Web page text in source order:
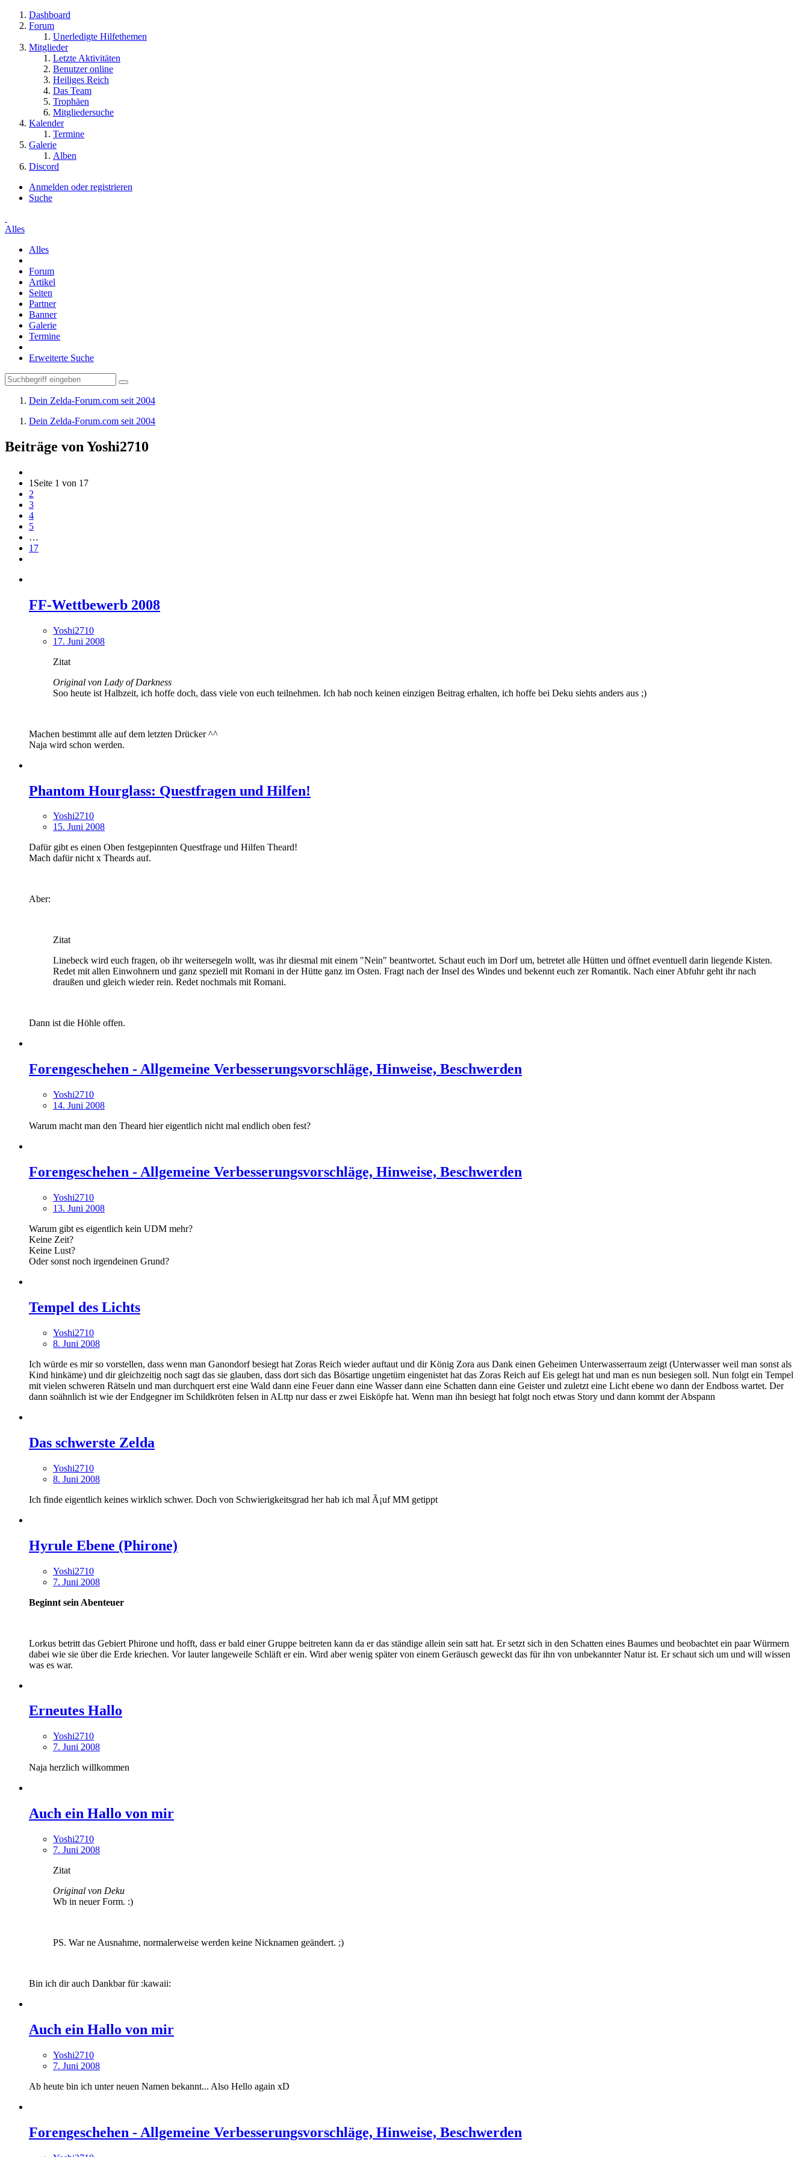
Dashboard
Forum
Unerledigte Hilfethemen
Mitglieder
Letzte Aktivitäten
Benutzer online
Heiliges Reich
Das Team
Trophäen
Mitgliedersuche
Kalender
Termine
Galerie
Alben
Discord
Anmelden oder registrieren
Suche
Alles
Alles
Forum
Artikel
Seiten
Partner
Banner
Galerie
Termine
Erweiterte Suche
Dein Zelda-Forum.com seit 2004
Dein Zelda-Forum.com seit 2004
Beiträge von Yoshi2710
1 Seite 1 von 17
2
3
4
5
…
17
FF-Wettbewerb 2008
Yoshi2710
17. Juni 2008
Zitat
Original von Lady of Darkness
Soo heute ist Halbzeit, ich hoffe doch, dass viele von euch teilnehmen. Ich hab noch keinen einzigen Beitrag erhalten, ich hoffe bei Deku siehts anders aus ;)
Machen bestimmt alle auf dem letzten Drücker ^^
Naja wird schon werden.
Phantom Hourglass: Questfragen und Hilfen!
Yoshi2710
15. Juni 2008
Dafür gibt es einen Oben festgepinnten Questfrage und Hilfen Theard!
Mach dafür nicht x Theards auf.
Aber:
Zitat
Linebeck wird euch fragen, ob ihr weitersegeln wollt, was ihr diesmal mit einem "Nein" beantwortet. Schaut euch im Dorf um, betretet alle Hütten und öffnet eventuell darin liegende Kisten.
Redet mit allen Einwohnern und ganz speziell mit Romani in der Hütte ganz im Osten. Fragt nach der Insel des Windes und bekennt euch zer Romantik. Nach einer Abfuhr geht ihr nach
draußen und gleich wieder rein. Redet nochmals mit Romani.
Dann ist die Höhle offen.
Forengeschehen - Allgemeine Verbesserungsvorschläge, Hinweise, Beschwerden
Yoshi2710
14. Juni 2008
Warum macht man den Theard hier eigentlich nicht mal endlich oben fest?
Forengeschehen - Allgemeine Verbesserungsvorschläge, Hinweise, Beschwerden
Yoshi2710
13. Juni 2008
Warum gibt es eigentlich kein UDM mehr?
Keine Zeit?
Keine Lust?
Oder sonst noch irgendeinen Grund?
Tempel des Lichts
Yoshi2710
8. Juni 2008
Ich würde es mir so vorstellen, dass wenn man Ganondorf besiegt hat Zoras Reich wieder auftaut und dir König Zora aus Dank einen Geheimen Unterwasserraum zeigt (Unterwasser weil man sonst als
Kind hinkäme) und dir gleichzeitig noch sagt das sie glauben, dass dort sich das Bösartige ungetüm eingenistet hat das Zoras Reich auf Eis gelegt hat und man es nun besiegen soll. Nun folgt ein Tempel
mit vielen schweren Rätseln und man durchquert erst eine Wald dann eine Feuer dann eine Wasser dann eine Schatten dann eine Geister und zuletzt eine Licht ebene wo dann der Endboss wartet. Der
dann soähnlich ist wie der Endgegner im Schildkröten felsen in ALttp nur dass er zwei Eisköpfe hat. Wenn man ihn besiegt hat folgt noch etwas Story und dann kommt der Abspann
Das schwerste Zelda
Yoshi2710
8. Juni 2008
Ich finde eigentlich keines wirklich schwer. Doch von Schwierigkeitsgrad her hab ich mal Ã¡uf MM getippt
Hyrule Ebene (Phirone)
Yoshi2710
7. Juni 2008
Beginnt sein Abenteuer
Lorkus betritt das Gebiert Phirone und hofft, dass er bald einer Gruppe beitreten kann da er das ständige allein sein satt hat. Er setzt sich in den Schatten eines Baumes und beobachtet ein paar Würmern
dabei wie sie über die Erde kriechen. Vor lauter langeweile Schläft er ein. Wird aber wenig später von einem Geräusch geweckt das für ihn von unbekannter Natur ist. Er schaut sich um und will wissen
was es war.
Erneutes Hallo
Yoshi2710
7. Juni 2008
Naja herzlich willkommen
Auch ein Hallo von mir
Yoshi2710
7. Juni 2008
Zitat
Original von Deku
Wb in neuer Form. :)
PS. War ne Ausnahme, normalerweise werden keine Nicknamen geändert. ;)
Bin ich dir auch Dankbar für :kawaii:
Auch ein Hallo von mir
Yoshi2710
7. Juni 2008
Ab heute bin ich unter neuen Namen bekannt... Also Hello again xD
Forengeschehen - Allgemeine Verbesserungsvorschläge, Hinweise, Beschwerden